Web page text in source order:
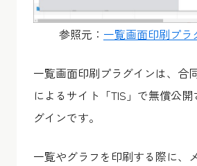
参照元： 一覧画面印刷プラ
一覧画面印刷プラグインは、合
によるサイト「TIS」で無償公
グインです。
一覧やグラフを印刷する際に、